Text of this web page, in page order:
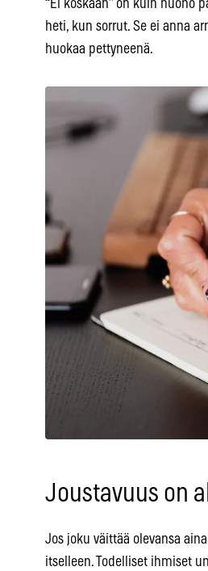
“Ei koskaan” on kuin huono
heti, kun sorrut. Se ei anna
huokaa pettyneenä.
Joustavuus on
Jos joku väittää olevansa
itselleen. Todelliset ihmiset